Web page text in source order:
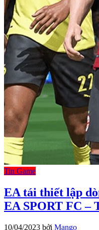
Tin Game
EA tái thiết lập
EA SPORT FC –
10/04/2023 bởi Mango